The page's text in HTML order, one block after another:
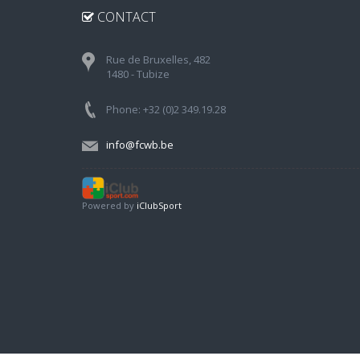
CONTACT
Rue de Bruxelles, 482
1480 - Tubize
Phone: +32 (0)2 349.19.28
info@fcwb.be
Powered by iClubSport